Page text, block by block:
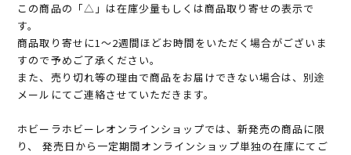
この商品の「△」は在庫少量もしくは商品取り寄せの表示で
す。
商品取り寄せに1～2週間ほどお時間をいただく場合がございま
すので予めご了承ください。
また、売り切れ等の理由で商品をお届けできない場合は、別途
メールにてご連絡させていただきます。
ホビーラホビーレオンラインショップでは、新発売の商品に限
り、 発売日から一定期間オンラインショップ単独の在庫にてご